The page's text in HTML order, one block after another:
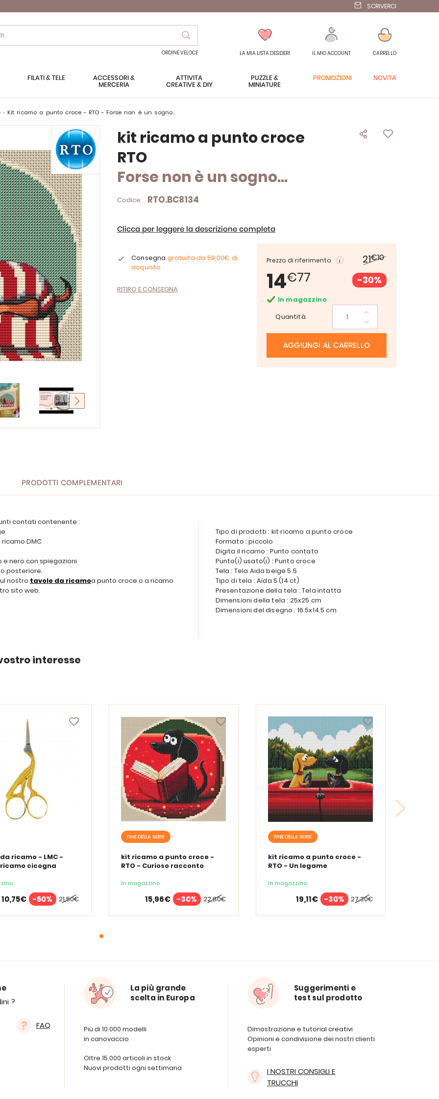
SCRIVERCI
Search
ORDINE VELOCE LA MIA LISTA DESIDERI IL MIO ACCOUNT CARRELLO
FILATI & TELE
ACCESSORI &
MERCERIA
ATTIVITÀ
CREATIVE & DIY
PUZZLE &
MINIATURE
PROMOZIONI NOVITÀ
kit ricamo a punto croce - RTO - Forse non è un sogno...
kit ricamo a punto croce
RTO
Forse non è un sogno...
Codice : RTO.BC8134
Clicca per leggere la descrizione completa
Prezzo di riferimento 21€10
14€77 -30%
In magazzino
Quantità
AGGIUNGI AL CARRELLO
Consegna gratuita da 59,00€ di
acquisto
RITIRO E CONSEGNA
PRODOTTI COMPLEMENTARI
contati contenente :
DMC
e nero con spiegazioni
posteriore.
nostro tavole da ricamoa punto croce o a ricamo
sito web.
Tipo di prodotti : kit ricamo a punto croce
Formato : piccolo
Digita il ricamo : Punto contato
Punto(i) usato(i) : Punto croce
Tela : Tela Aida beige 5.5
Tipo di tela : Aïda 5 (14 ct)
Presentazione della tela : Tela intatta
Dimensioni della tela : 25x25 cm
Dimensioni del disegno : 16.5x14.5 cm
interesse
ricamo - LMC -
cicogna
21,50€
10,75€ -50%
FINE DELLA SERIE
kit ricamo a punto croce -
RTO - Curioso racconto
In magazzino
22,80€
15,96€ -30%
FINE DELLA SERIE
kit ricamo a punto croce -
RTO - Un legame
In magazzino
27,30€
19,11€ -30%
?
FAQ
La più grande
scelta in Europa
Più di 10.000 modelli
in canovaccio
Oltre 15.000 articoli in stock
Nuovi prodotti ogni settimana
Suggerimenti e
test sul prodotto
Dimostrazione e tutorial creativi
Opinioni e condivisione dei nostri clienti
esperti
I NOSTRI CONSIGLI E
TRUCCHI